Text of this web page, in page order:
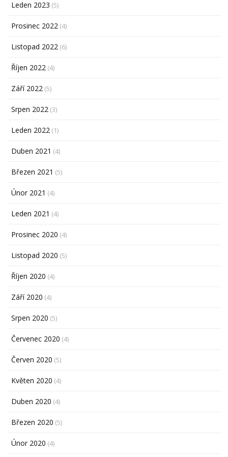
Leden 2023 (5)
Prosinec 2022 (4)
Listopad 2022 (6)
Říjen 2022 (4)
Září 2022 (5)
Srpen 2022 (3)
Leden 2022 (1)
Duben 2021 (4)
Březen 2021 (5)
Únor 2021 (4)
Leden 2021 (4)
Prosinec 2020 (4)
Listopad 2020 (5)
Říjen 2020 (4)
Září 2020 (4)
Srpen 2020 (5)
Červenec 2020 (4)
Červen 2020 (5)
Květen 2020 (4)
Duben 2020 (4)
Březen 2020 (5)
Únor 2020 (4)